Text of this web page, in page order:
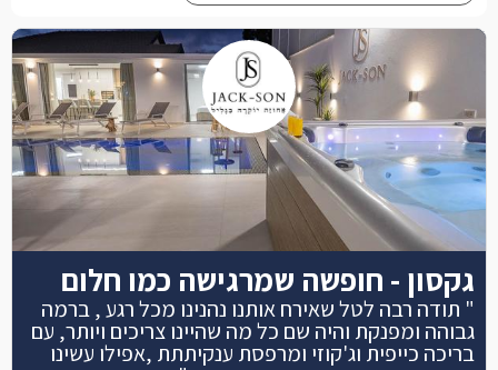
גקסון - חופשה שמרגישה כמו חלום
" תודה רבה לטל שאירח אותנו נהנינו מכל רגע , ברמה
גבוהה ומפנקת והיה שם כל מה שהיינו צריכים ויותר, עם
בריכה כייפית וג'קוזי ומרפסת ענקיתתת ,אפילו עשינו